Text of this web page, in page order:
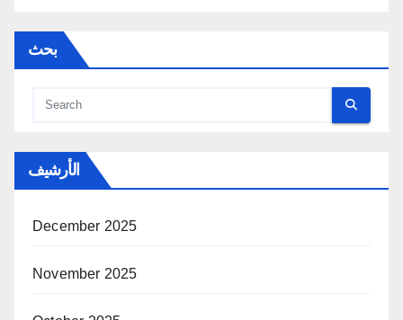
بحث
الأرشيف
December 2025
November 2025